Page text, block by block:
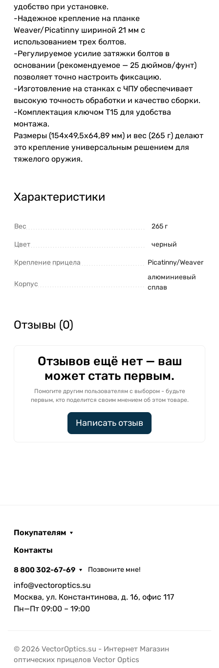
удобство при установке.
-Надежное крепление на планке
Weaver/Picatinny шириной 21 мм с
использованием трех болтов.
-Регулируемое усилие затяжки болтов в
основании (рекомендуемое — 25 дюймов/фунт)
позволяет точно настроить фиксацию.
-Изготовление на станках с ЧПУ обеспечивает
высокую точность обработки и качество сборки.
-Комплектация ключом T15 для удобства
монтажа.
Размеры (154x49,5x64,89 мм) и вес (265 г) делают
это крепление универсальным решением для
тяжелого оружия.
Характеристики
Вес 265 г
Цвет черный
Крепление прицела Picatinny/Weaver
Корпус
алюминиевый
сплав
Отзывы (0)
Отзывов ещё нет — ваш
может стать первым.
Помогите другим пользователям с выбором - будьте
первым, кто поделится своим мнением об этом товаре.
Написать отзыв
Покупателям
Контакты
8 800 302-67-69 Позвоните мне!
info@vectoroptics.su
Москва, ул. Константинова, д. 16, офис 117
Пн—Пт 09:00 – 19:00
© 2026 VectorOptics.su - Интернет Магазин
оптических прицелов Vector Optics